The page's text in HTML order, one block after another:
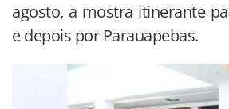
agosto, a mostra itinerante
e depois por Parauapebas.